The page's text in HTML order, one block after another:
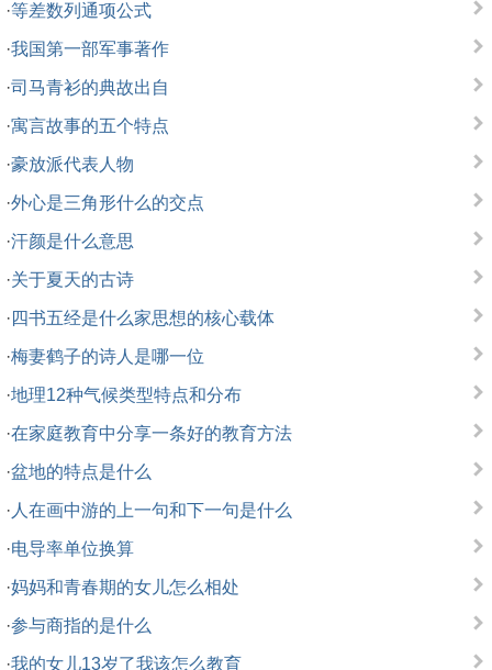
·等差数列通项公式
·我国第一部军事著作
·司马青衫的典故出自
·寓言故事的五个特点
·豪放派代表人物
·外心是三角形什么的交点
·汗颜是什么意思
·关于夏天的古诗
· 四书五经是什么家思想的核心载体
·梅妻鹤子的诗人是哪一位
·地理12种气候类型特点和分布
·在家庭教育中分享一条好的教育方法
·盆地的特点是什么
· 人在画中游的上一句和下一句是什么
·电导率单位换算
·妈妈和青春期的女儿怎么相处
·参与商指的是什么
·我的女儿13岁了我该怎么教育